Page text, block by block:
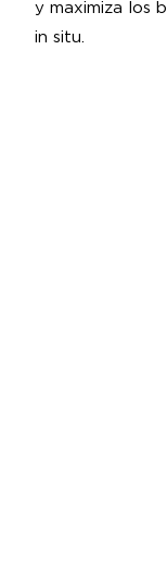
y maximiza los
in situ.